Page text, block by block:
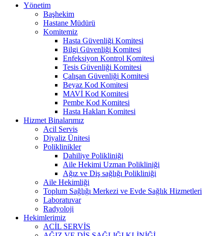
Yönetim
Başhekim
Hastane Müdürü
Komitemiz
Hasta Güvenliği Komitesi
Bilgi Güvenliği Komitesi
Enfeksiyon Kontrol Komitesi
Tesis Güvenliği Komitesi
Çalışan Güvenliği Komitesi
Beyaz Kod Komitesi
MAVİ Kod Komitesi
Pembe Kod Komitesi
Hasta Hakları Komitesi
Hizmet Binalarımız
Acil Servis
Diyaliz Ünitesi
Poliklinikler
Dahiliye Polikliniği
Aile Hekimi Uzman Polikliniği
Ağız ve Diş sağlığı Polikliniği
Aile Hekimliği
Toplum Sağlığı Merkezi ve Evde Sağlık Hizmetleri
Laboratuvar
Radyoloji
Hekimlerimiz
ACİL SERVİS